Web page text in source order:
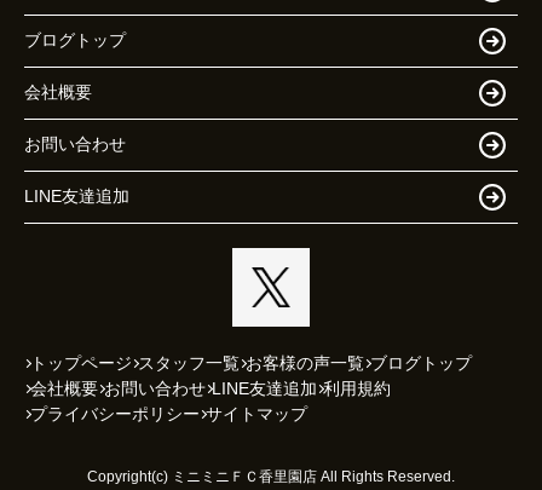
ブログトップ
会社概要
お問い合わせ
LINE友達追加
トップページ スタッフ一覧 お客様の声一覧 ブログトップ
会社概要 お問い合わせ LINE友達追加 利用規約
プライバシーポリシー サイトマップ
Copyright(c) ミニミニＦＣ香里園店 All Rights Reserved.